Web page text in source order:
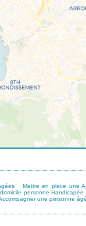
Mettre en place une
personne Handicapée
une personne